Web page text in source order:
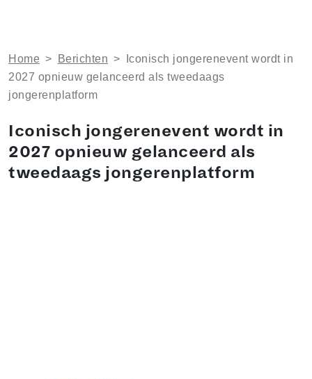
Home > Berichten >
Iconisch jongerenevent wordt in
2027 opnieuw gelanceerd als tweedaags
jongerenplatform
Iconisch jongerenevent wordt in
2027 opnieuw gelanceerd als
tweedaags jongerenplatform